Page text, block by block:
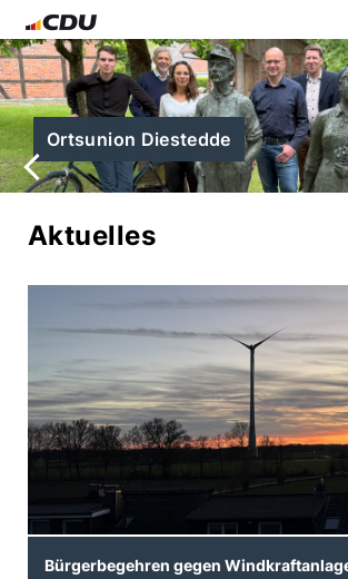
Ortsunion Diestedde
Aktuelles
Bürgerbegehren gegen